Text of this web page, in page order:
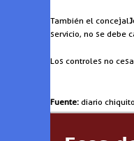
También el concejal
servicio, no se debe
Los controles no
Fuente: diario chiquito